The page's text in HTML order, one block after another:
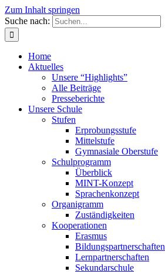
Zum Inhalt springen
Suche nach:
Home
Aktuelles
Unsere “Highlights”
Alle Beiträge
Presseberichte
Unsere Schule
Stufen
Erprobungsstufe
Mittelstufe
Gymnasiale Oberstufe
Schulprogramm
Überblick
MINT-Konzept
Sprachenkonzept
Organigramm
Zuständigkeiten
Kooperationen
Erasmus
Bildungspartnerschaften
Lernpartnerschaften
Sekundarschule